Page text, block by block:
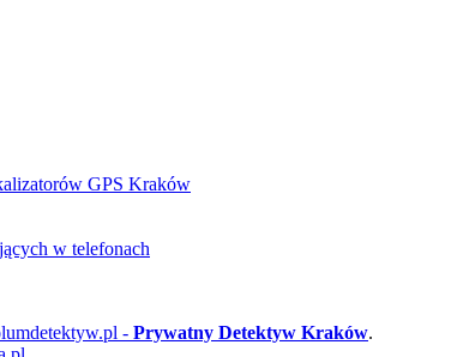
GPS Kraków
w telefonach
- Prywatny Detektyw Kraków.